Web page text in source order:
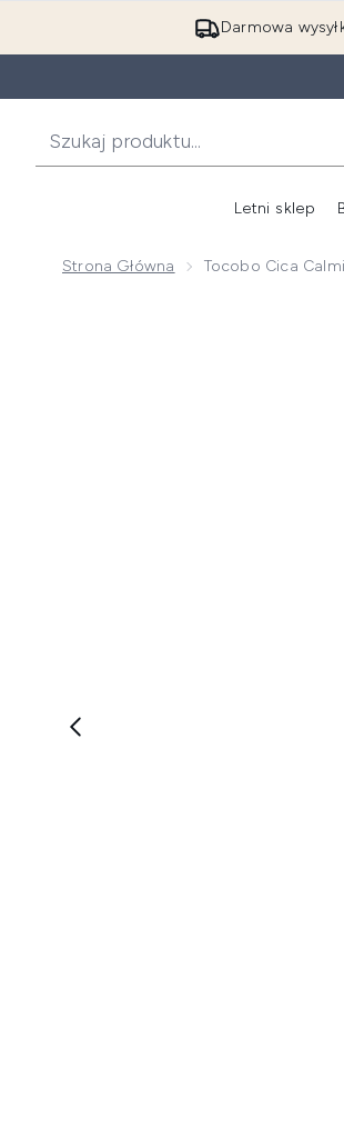
Darmowa
Letni sklep
Strona Główna Tocobo Cica